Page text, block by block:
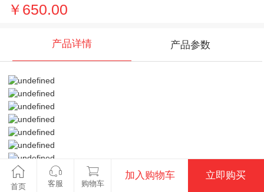
￥650.00
产品详情 产品参数
首页 客服 购物车
加入购物车 立即购买